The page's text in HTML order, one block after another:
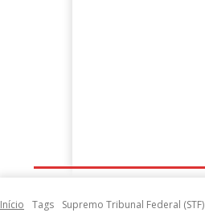
Início Tags Supremo Tribunal Federal (STF)